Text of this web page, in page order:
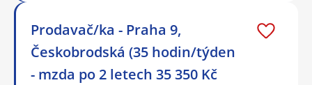
Prodavač/ka - Praha 9,
Českobrodská (35 hodin/týden
- mzda po 2 letech 35 350 Kč